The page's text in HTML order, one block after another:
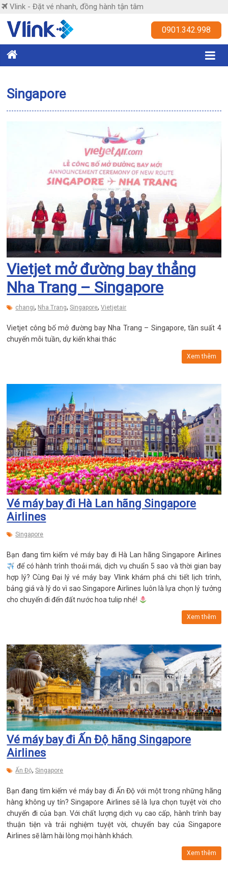
Skip
content
Vlink - Đặt vé nhanh, đồng hành tận tâm
Vlink
nhanh,
đồng
hành
0901.342.998
Singapore
Vietjet mở đường bay thẳng
Nha Trang – Singapore
changi, Nha Trang,Singapore,Vietjetair
Vietjet công bố mở đường bay Nha Trang – Singapore, tần suất 4
chuyến mỗi tuần, dự kiến khai thác
Xem thêm
Vé máy bay đi Hà Lan hãng Singapore
Airlines
Singapore
Bạn đang tìm kiếm vé máy bay đi Hà Lan hãng Singapore Airlines
để có hành trình thoải mái, dịch vụ chuẩn 5 sao và thời gian bay
hợp lý? Cùng Đại lý vé máy bay Vlink khám phá chi tiết lịch trình,
bảng giá và lý do vì sao Singapore Airlines luôn là lựa chọn lý tưởng
cho chuyến đi đến đất nước hoa tulip nhé!
Xem thêm
Vé máy bay đi Ấn Độ hãng Singapore
Airlines
Ấn Độ,Singapore
Bạn đang tìm kiếm vé máy bay đi Ấn Độ với một trong những hãng
hàng không uy tín? Singapore Airlines sẽ là lựa chọn tuyệt vời cho
chuyến đi của bạn. Với chất lượng dịch vụ cao cấp, hành trình bay
thuận tiện và trải nghiệm tuyệt vời, chuyến bay của Singapore
Airlines sẽ làm hài lòng mọi hành khách.
Xem thêm